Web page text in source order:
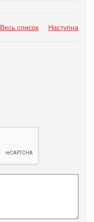
Весь список Наступна